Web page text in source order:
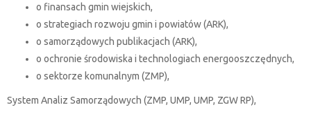
o finansach gmin wiejskich,
o strategiach rozwoju gmin i powiatów (ARK),
o samorządowych publikacjach (ARK),
o ochronie środowiska i technologiach energooszczędnych,
o sektorze komunalnym (ZMP),
System Analiz Samorządowych (ZMP, UMP, UMP, ZGW RP),